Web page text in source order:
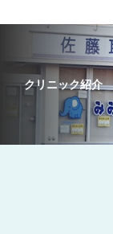
クリニック紹介